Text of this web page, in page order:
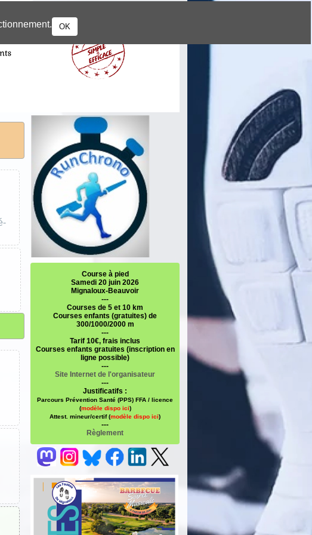
OK
Course à pied
Samedi 20 juin 2026
Mignaloux-Beauvoir
---
Courses de 5 et 10 km
Courses enfants (gratuites) de
300/1000/2000 m
---
Tarif 10€, frais inclus
Courses enfants gratuites (inscription en
ligne possible)
---
Site Internet de l'organisateur
---
Justificatifs :
Parcours Prévention Santé (PPS) FFA / licence
(modèle dispo ici)
Attest. mineur/certif (modèle dispo ici)
---
Règlement